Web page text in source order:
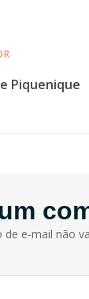
Piquenique
de e-mail não